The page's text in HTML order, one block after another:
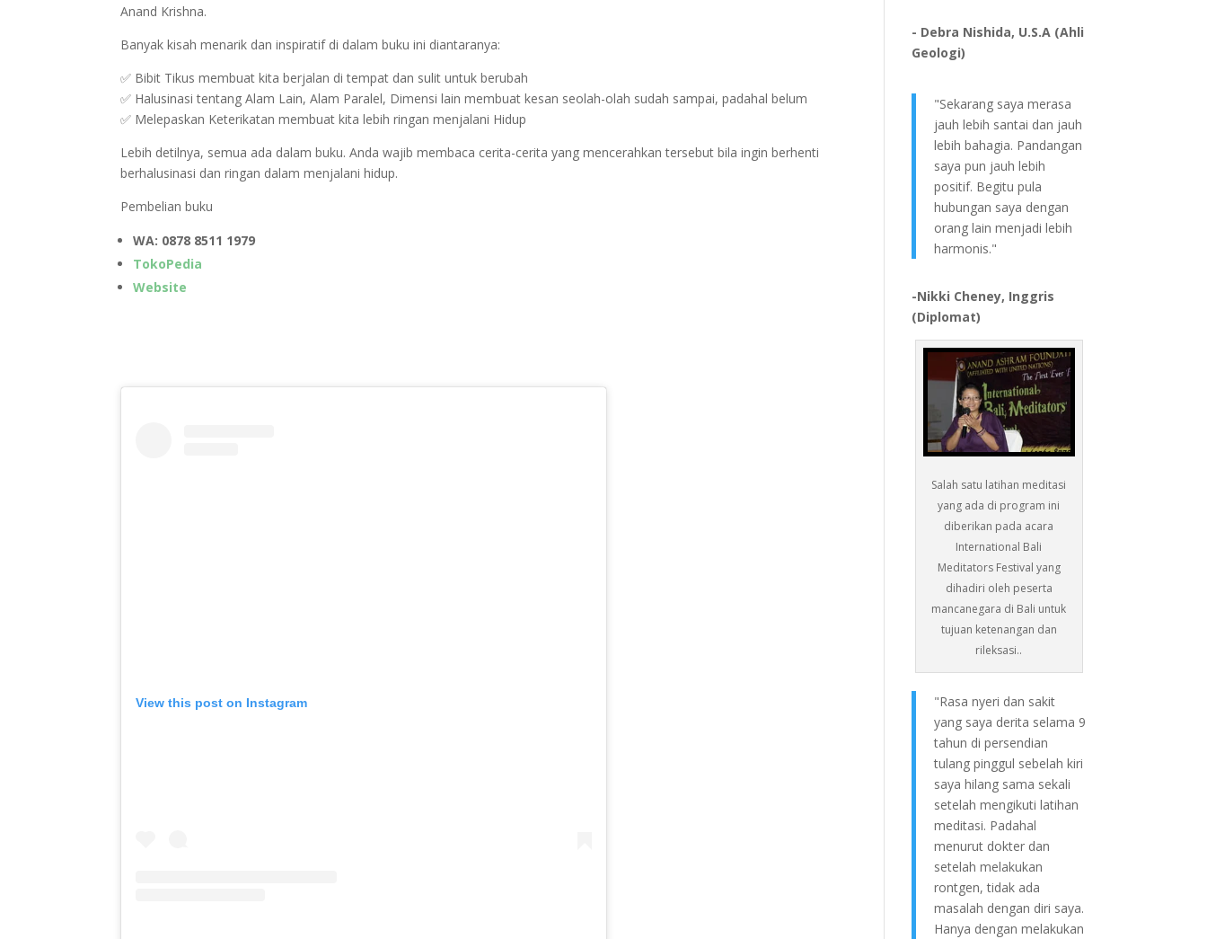
Anand Krishna.
Banyak kisah menarik dan inspiratif di dalam buku ini diantaranya:
✅ Bibit Tikus membuat kita berjalan di tempat dan sulit untuk berubah
✅ Halusinasi tentang Alam Lain, Alam Paralel, Dimensi lain membuat kesan seolah-olah sudah sampai, padahal belum
✅ Melepaskan Keterikatan membuat kita lebih ringan menjalani Hidup
Lebih detilnya, semua ada dalam buku. Anda wajib membaca cerita-cerita yang mencerahkan tersebut bila ingin berhenti
berhalusinasi dan ringan dalam menjalani hidup.
Pembelian buku
WA: 0878 8511 1979
TokoPedia
Website
View this post on Instagram
- Debra Nishida, U.S.A (Ahli
Geologi)
"Sekarang saya merasa
jauh lebih santai dan jauh
lebih bahagia. Pandangan
saya pun jauh lebih
positif. Begitu pula
hubungan saya dengan
orang lain menjadi lebih
harmonis."
-Nikki Cheney, Inggris
(Diplomat)
Salah satu latihan meditasi
yang ada di program ini
diberikan pada acara
International Bali
Meditators Festival yang
dihadiri oleh peserta
mancanegara di Bali untuk
tujuan ketenangan dan
rileksasi..
"Rasa nyeri dan sakit
yang saya derita selama 9
tahun di persendian
tulang pinggul sebelah kiri
saya hilang sama sekali
setelah mengikuti latihan
meditasi. Padahal
menurut dokter dan
setelah melakukan
rontgen, tidak ada
masalah dengan diri saya.
Hanya dengan melakukan